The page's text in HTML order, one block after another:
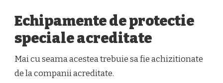
Echipamente de protectie
speciale acreditate
Mai cu seama acestea trebuie sa fie achizitionate
de la companii acreditate.